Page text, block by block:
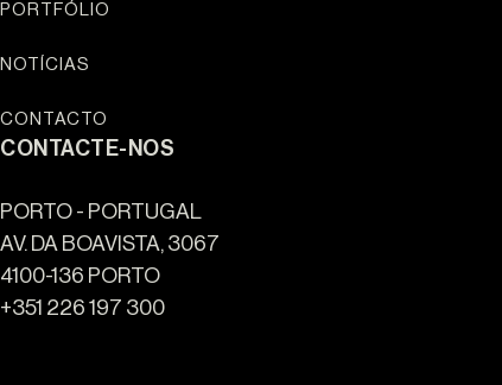
PORTFÓLIO
NOTÍCIAS
CONTACTO
CONTACTE-NOS
PORTO - PORTUGAL
AV. DA BOAVISTA, 3067
4100-136 PORTO
+351 226 197 300